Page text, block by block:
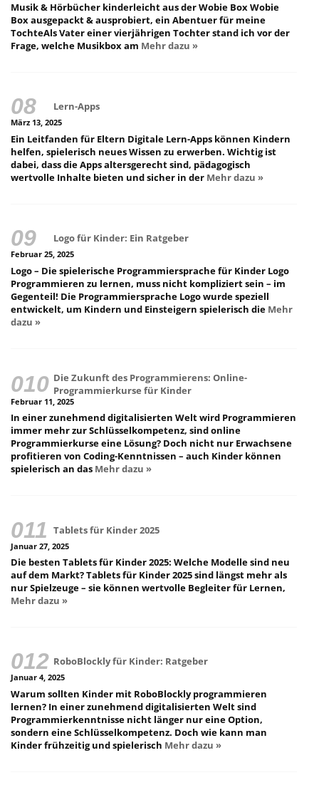
Musik & Hörbücher kinderleicht aus der Wobie Box Wobie
Box ausgepackt & ausprobiert, ein Abentuer für meine
TochteAls Vater einer vierjährigen Tochter stand ich vor der
Frage, welche Musikbox am Mehr dazu »
Lern-Apps
März 13, 2025
Ein Leitfanden für Eltern Digitale Lern-Apps können Kindern
helfen, spielerisch neues Wissen zu erwerben. Wichtig ist
dabei, dass die Apps altersgerecht sind, pädagogisch
wertvolle Inhalte bieten und sicher in der Mehr dazu »
Logo für Kinder: Ein Ratgeber
Februar 25, 2025
Logo – Die spielerische Programmiersprache für Kinder Logo
Programmieren zu lernen, muss nicht kompliziert sein – im
Gegenteil! Die Programmiersprache Logo wurde speziell
entwickelt, um Kindern und Einsteigern spielerisch die Mehr
dazu »
Die Zukunft des Programmierens: Online-
Programmierkurse für Kinder
Februar 11, 2025
In einer zunehmend digitalisierten Welt wird Programmieren
immer mehr zur Schlüsselkompetenz, sind online
Programmierkurse eine Lösung? Doch nicht nur Erwachsene
profitieren von Coding-Kenntnissen – auch Kinder können
spielerisch an das Mehr dazu »
Tablets für Kinder 2025
Januar 27, 2025
Die besten Tablets für Kinder 2025: Welche Modelle sind neu
auf dem Markt? Tablets für Kinder 2025 sind längst mehr als
nur Spielzeuge – sie können wertvolle Begleiter für Lernen,
Mehr dazu »
RoboBlockly für Kinder: Ratgeber
Januar 4, 2025
Warum sollten Kinder mit RoboBlockly programmieren
lernen? In einer zunehmend digitalisierten Welt sind
Programmierkenntnisse nicht länger nur eine Option,
sondern eine Schlüsselkompetenz. Doch wie kann man
Kinder frühzeitig und spielerisch Mehr dazu »